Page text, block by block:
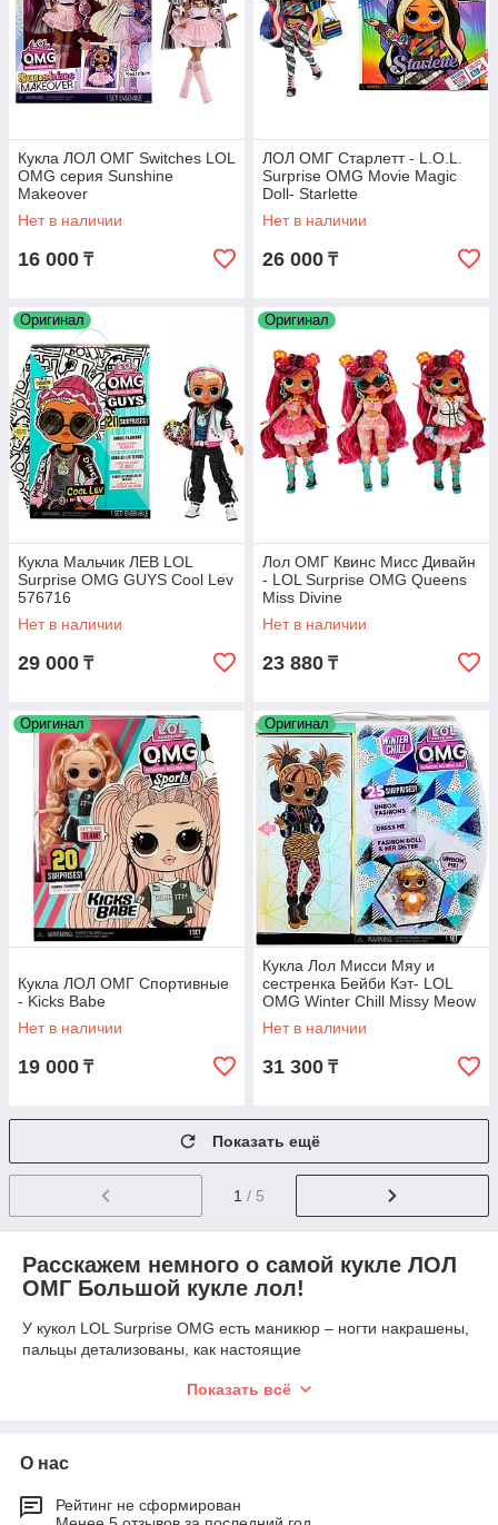
Кукла ЛОЛ ОМГ Switches LOL
OMG серия Sunshine
Makeover
Нет в наличии
16 000 ₸
ЛОЛ ОМГ Старлетт - L.O.L.
Surprise OMG Movie Magic
Doll- Starlette
Нет в наличии
26 000 ₸
Оригинал
Кукла Мальчик ЛЕВ LOL
Surprise OMG GUYS Cool Lev
576716
Нет в наличии
29 000 ₸
Оригинал
Лол ОМГ Квинс Мисс Дивайн
- LOL Surprise OMG Queens
Miss Divine
Нет в наличии
23 880 ₸
Оригинал
Кукла ЛОЛ ОМГ Спортивные
- Kicks Babe
Нет в наличии
19 000 ₸
Оригинал
Кукла Лол Мисси Мяу и
сестренка Бейби Кэт- LOL
OMG Winter Chill Missy Meow
и сестренка Baby Cat
Нет в наличии
31 300 ₸
Показать ещё
1 / 5
Расскажем немного о самой кукле ЛОЛ
ОМГ Большой кукле лол!
У кукол LOL Surprise OMG есть маникюр – ногти накрашены,
пальцы детализованы, как настоящие
обычные ЛОЛ Сюрприз, а в больших коробках бирюзового
и номер серии. А также на упаковке есть фото куклы LOL
OMG, которая внутри. То есть вы точно знаете какую куклу
вы получите.
Показать всё
О нас
Рейтинг не сформирован